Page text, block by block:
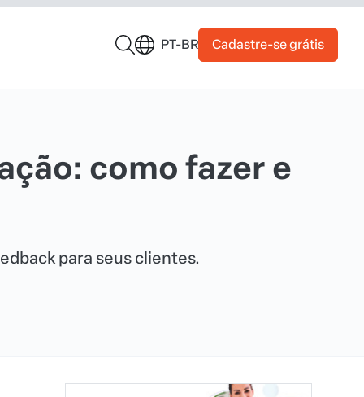
PT-BR Cadastre-se grátis
como fazer e
para seus clientes.